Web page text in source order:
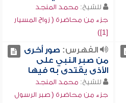
للشيخ: محمد المنجد
جزء من محاضرة ( زواج المسيار
[1])
الفهرس: صور أخرى
من صبر النبي على
الأذى يقتدى به فيها
للشيخ: محمد المنجد
جزء من محاضرة ( صبر الرسول